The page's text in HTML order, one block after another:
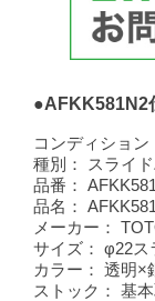
●AFKK581N2
コンディション
種別：
スライ
品番：
品名：
メーカー：
サイズ：
φ22ス
カラー：
透明×
ストック：
基